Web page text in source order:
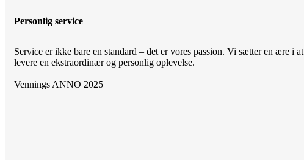
Personlig service
Service er ikke bare en standard – det er vores passion. Vi sætter en ære i at
levere en ekstraordinær og personlig oplevelse.
Vennings ANNO 2025